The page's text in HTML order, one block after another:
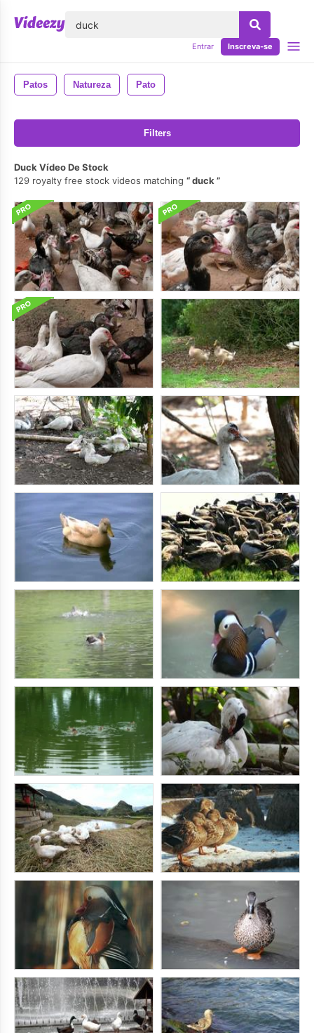
Entrar Inscreva-se
Patos Natureza Pato
Filters
Duck Vídeo De Stock
129 royalty free stock videos matching
duck